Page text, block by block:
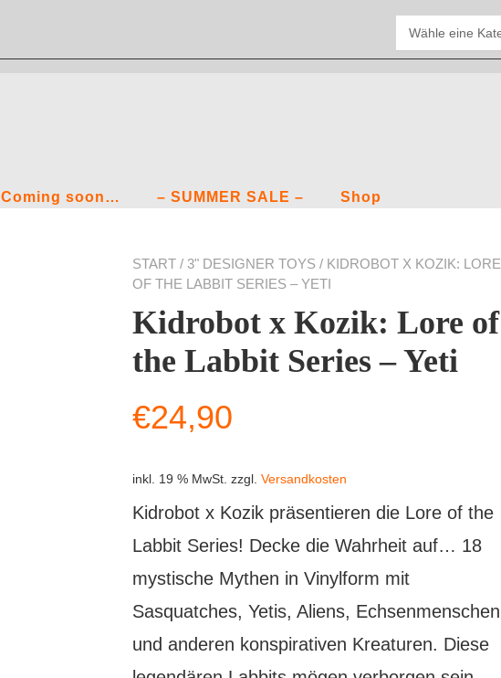
Coming soon… – SUMMER SALE – Shop
START / 3" DESIGNER TOYS / KIDROBOT X KOZIK: LORE
OF THE LABBIT SERIES – YETI
Kidrobot x Kozik: Lore of
the Labbit Series – Yeti
€24,90
inkl. 19 % MwSt. zzgl. Versandkosten
Kidrobot x Kozik präsentieren die Lore of the
Labbit Series! Decke die Wahrheit auf… 18
mystische Mythen in Vinylform mit
Sasquatches, Yetis, Aliens, Echsenmenschen
und anderen konspirativen Kreaturen. Diese